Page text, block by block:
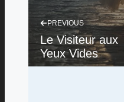
PREVIOUS
Le Visiteur aux
Yeux Vides